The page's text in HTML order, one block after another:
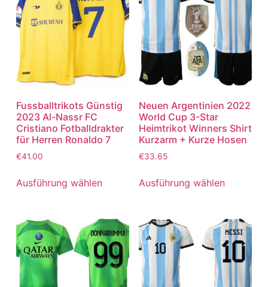
Fussballtrikots Günstig
2023 Al-Nassr FC
Cristiano Fotballdrakter
für Herren Ronaldo 7
€41.00
Ausführung wählen
Neuen Argentinien 2022
World Cup 3-Star
Heimtrikot Winners Shirt
Kurzarm + Kurze Hosen
€33.65
Ausführung wählen